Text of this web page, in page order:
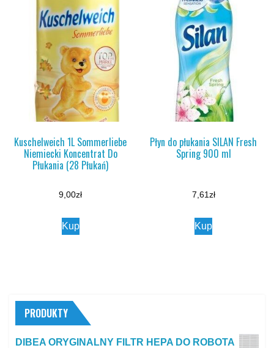
Kuschelweich 1L Sommerliebe
Niemiecki Koncentrat Do
Płukania (28 Płukań)
9,00zł
Kup
Płyn do płukania SILAN Fresh
Spring 900 ml
7,61zł
Kup
PRODUKTY
DIBEA ORYGINALNY FILTR HEPA DO ROBOTA